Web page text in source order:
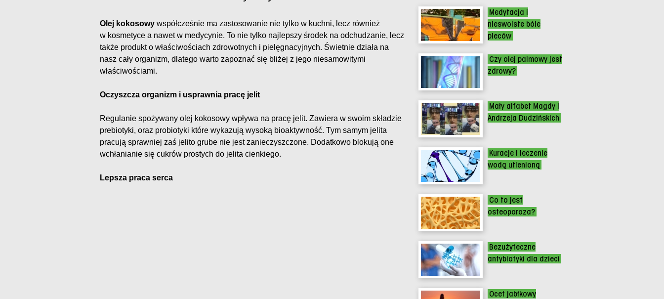
Olej kokosowy współcześnie ma zastosowanie nie tylko w kuchni, lecz również
w kosmetyce a nawet w medycynie. To nie tylko najlepszy środek na odchudzanie, lecz
także produkt o właściwościach zdrowotnych i pielęgnacyjnych. Świetnie działa na
nasz cały organizm, dlatego warto zapoznać się bliżej z jego niesamowitymi
właściwościami.
Oczyszcza organizm i usprawnia pracę jelit
Regulanie spożywany olej kokosowy wpływa na pracę jelit. Zawiera w swoim składzie
prebiotyki, oraz probiotyki które wykazują wysoką bioaktywność. Tym samym jelita
pracują sprawniej zaś jelito grube nie jest zanieczyszczone. Dodatkowo blokują one
wchłanianie się cukrów prostych do jelita cienkiego.
Lepsza praca serca
Medytacja i
nieswoiste bóle
pleców
Czy olej palmowy jest
zdrowy?
Mały alfabet Magdy i
Andrzeja Dudzińskich
Kuracje i leczenie
wodą utlenioną
Co to jest
osteoporoza?
Bezużyteczne
antybiotyki dla dzieci
Ocet jabłkowy